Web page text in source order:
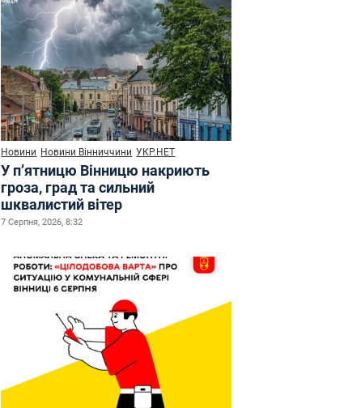
Новини Новини Вінниччини УКР.НЕТ
У п’ятницю Вінницю накриють
гроза, град та сильний
шквалистий вітер
7 Серпня, 2026, 8:32